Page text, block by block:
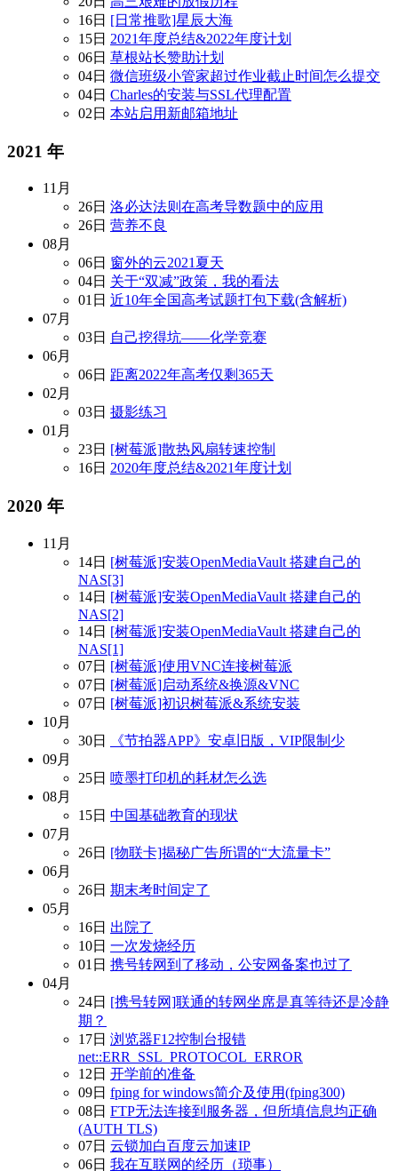
16日 [日常推歌]星辰大海
15日 2021年度总结&2022年度计划
06日 草根站长赞助计划
04日 微信班级小管家超过作业截止时间怎么提交
04日 Charles的安装与SSL代理配置
02日 本站启用新邮箱地址
2021 年
11月
26日 洛必达法则在高考导数题中的应用
26日 营养不良
08月
06日 窗外的云2021夏天
04日 关于“双减”政策，我的看法
01日 近10年全国高考试题打包下载(含解析)
07月
03日 自己挖得坑——化学竞赛
06月
06日 距离2022年高考仅剩365天
02月
03日 摄影练习
01月
23日 [树莓派]散热风扇转速控制
16日 2020年度总结&2021年度计划
2020 年
11月
14日 [树莓派]安装OpenMediaVault 搭建自己的
NAS[3]
14日 [树莓派]安装OpenMediaVault 搭建自己的
NAS[2]
14日 [树莓派]安装OpenMediaVault 搭建自己的
NAS[1]
07日 [树莓派]使用VNC连接树莓派
07日 [树莓派]启动系统&换源&VNC
07日 [树莓派]初识树莓派&系统安装
10月
30日
《节拍器APP》安卓旧版，VIP限制少
09月
25日 喷墨打印机的耗材怎么选
08月
15日 中国基础教育的现状
07月
26日 [物联卡]揭秘广告所谓的“大流量卡”
06月
26日 期末考时间定了
05月
16日 出院了
10日 一次发烧经历
01日 携号转网到了移动，公安网备案也过了
04月
24日 [携号转网]联通的转网坐席是真等待还是冷静
期？
17日 浏览器F12控制台报错
net::ERR_SSL_PROTOCOL_ERROR
12日 开学前的准备
09日 fping for windows简介及使用(fping300)
08日 FTP无法连接到服务器，但所填信息均正确
(AUTH TLS)
07日 云锁加白百度云加速IP
06日 我在互联网的经历（琐事）